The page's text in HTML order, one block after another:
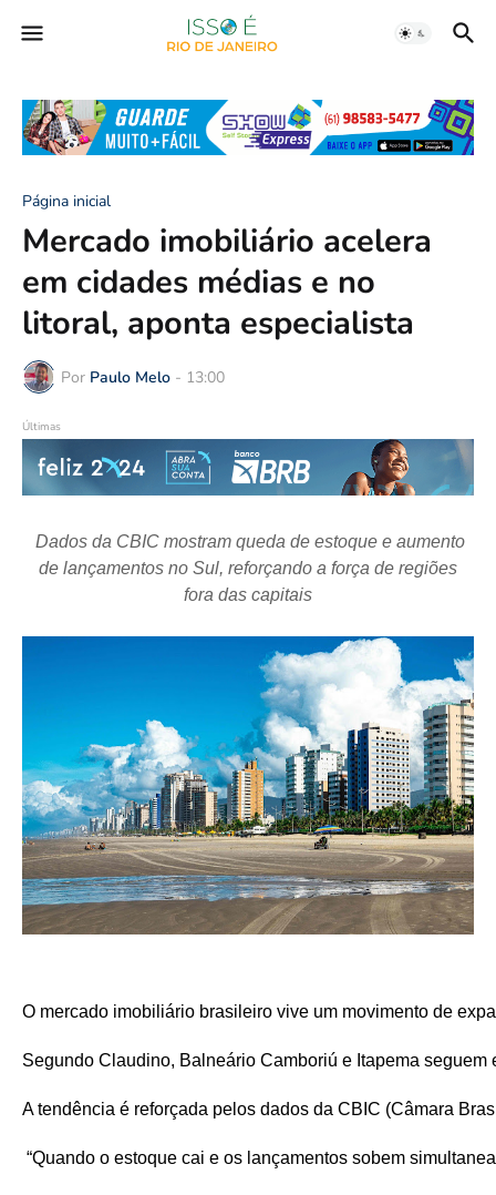
Página inicial
Mercado imobiliário acelera
em cidades médias e no
litoral, aponta especialista
Por Paulo Melo - 13:00
Últimas
Dados da CBIC mostram queda de estoque e aumento
de lançamentos no Sul, reforçando a força de regiões
fora das capitais
O mercado imobiliário brasileiro vive um movimento de
Segundo Claudino, Balneário Camboriú e Itapema
A tendência é reforçada pelos dados da CBIC (Câmara
“Quando o estoque cai e os lançamentos sobem